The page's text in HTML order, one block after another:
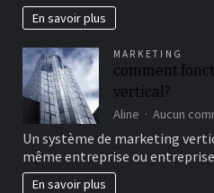
En savoir plus
MARKETING
comment
vertical?
Aline Aucun
Un système de marketing
même entreprise ou
En savoir plus